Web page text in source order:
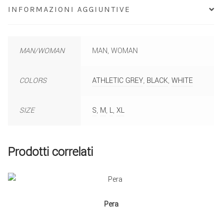
INFORMAZIONI AGGIUNTIVE
MAN/WOMAN MAN, WOMAN
COLORS ATHLETIC GREY, BLACK, WHITE
SIZE S, M, L, XL
Prodotti correlati
Pera